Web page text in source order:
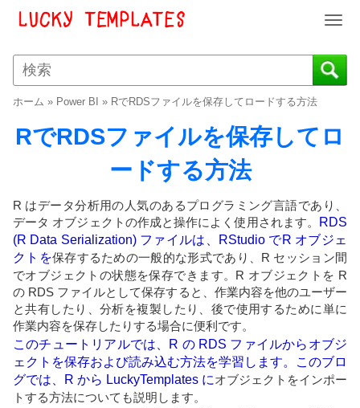
T
g
g
n
a
a
t
o
n
ホーム » Power BI » RでRDSファイルを保存してロードする方法
RでRDSファイルを保存してロ
ードする方法
R はデータ分析用の人気のあるプログラミング言語であり、
データ オブジェクトの作成と操作によく使用されます。
RDS
(R Data Serialization) ファイルは、RStudio でR オブジェ
クトを保存するための一般的な形式であり、R セッション間
でオブジェクトの状態を保存できます。R オブジェクトを R
の RDS ファイルとして保存すると、作業内容を他のユーザー
と共有したり、分析を複製したり、後で使用するために単に
作業内容を保存したりする場合に便利です。
このチュートリアルでは、R の RDS ファイルからオブジ
ェクトを保存および読み込む方法を学習します。このブロ
グでは、R から LuckyTemplates にオブジェクトをインポー
トする方法についても説明します。